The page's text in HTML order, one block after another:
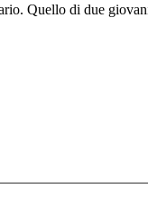
Quello di due